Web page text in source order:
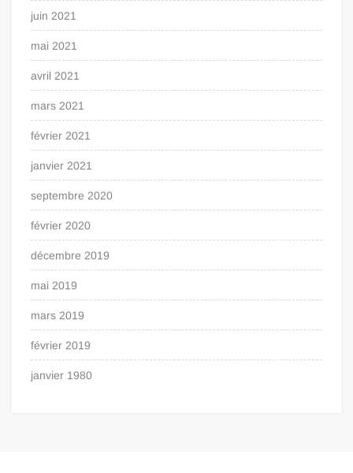
juin 2021
mai 2021
avril 2021
mars 2021
février 2021
janvier 2021
septembre 2020
février 2020
décembre 2019
mai 2019
mars 2019
février 2019
janvier 1980